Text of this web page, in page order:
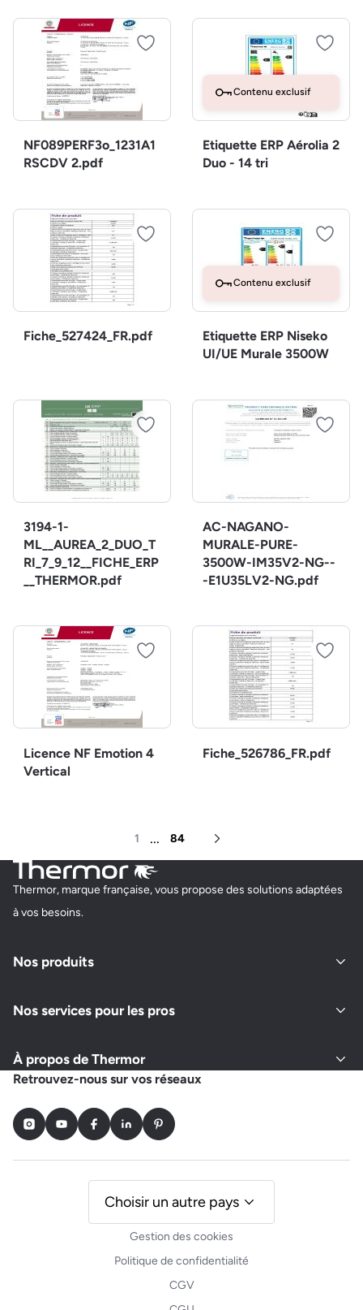
NF089PERF3o_1231A1
RSCDV 2.pdf
Contenu exclusif
Etiquette ERP Aérolia 2
Duo - 14 tri
Fiche_527424_FR.pdf
Contenu exclusif
Etiquette ERP Niseko
UI/UE Murale 3500W
3194-1-
ML__AUREA_2_DUO_T
RI_7_9_12__FICHE_ERP
__THERMOR.pdf
AC-NAGANO-
MURALE-PURE-
3500W-IM35V2-NG--
-E1U35LV2-NG.pdf
Licence NF Emotion 4
Vertical
Fiche_526786_FR.pdf
1 ... 84
Page suivante
Thermor, marque française, vous propose des solutions adaptées
à vos besoins.
Nos produits
Nos services pour les pros
À propos de Thermor
Retrouvez-nous sur vos réseaux
InstagramYoutubeFacebookLinkedInPinterest
Gestion des cookies
Politique de confidentialité
CGV
Choisir un autre pays